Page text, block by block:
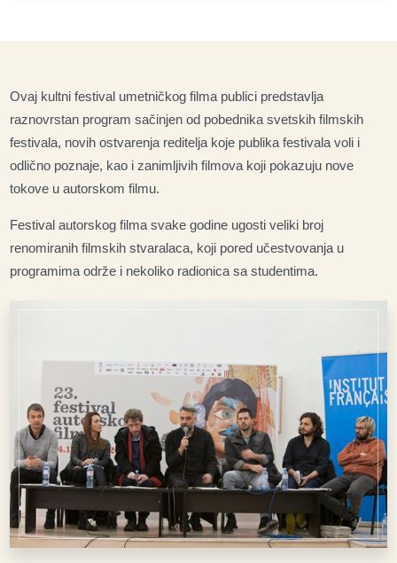
Ovaj kultni festival umetničkog filma publici predstavlja
raznovrstan program sačinjen od pobednika svetskih filmskih
festivala, novih ostvarenja reditelja koje publika festivala voli i
odlično poznaje, kao i zanimljivih filmova koji pokazuju nove
tokove u autorskom filmu.
Festival autorskog filma svake godine ugosti veliki broj
renomiranih filmskih stvaralaca, koji pored učestvovanja u
programima održe i nekoliko radionica sa studentima.